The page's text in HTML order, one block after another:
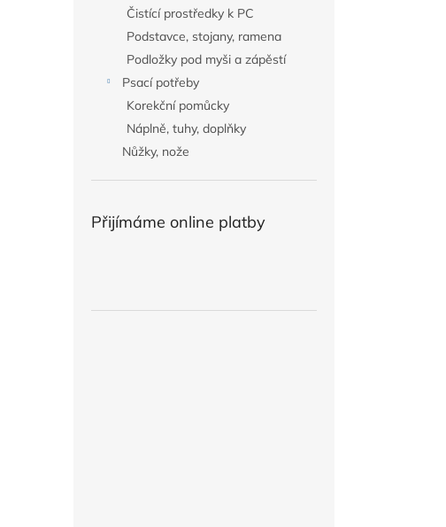
Čistící prostředky k PC
Podstavce, stojany, ramena
Podložky pod myši a zápěstí
Psací potřeby
Korekční pomůcky
Náplně, tuhy, doplňky
Nůžky, nože
Přijímáme online platby